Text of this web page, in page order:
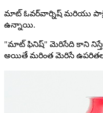
మాట్ ఓవర్‌వార్నిష్ మరియు
ఉన్నాయి.
"మాట్ ఫినిష్" మెరిసేది కాని
అయితే మరింత మెరిసే